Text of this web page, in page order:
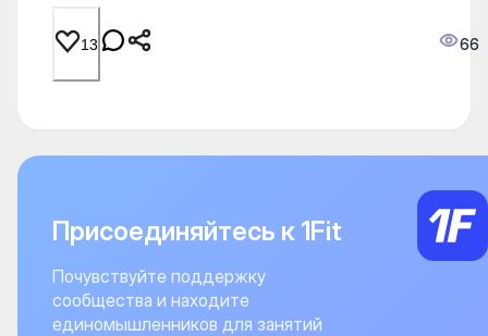
13 66
Присоединяйтесь к 1Fit
Почувствуйте поддержку
сообщества и находите
единомышленников для занятий